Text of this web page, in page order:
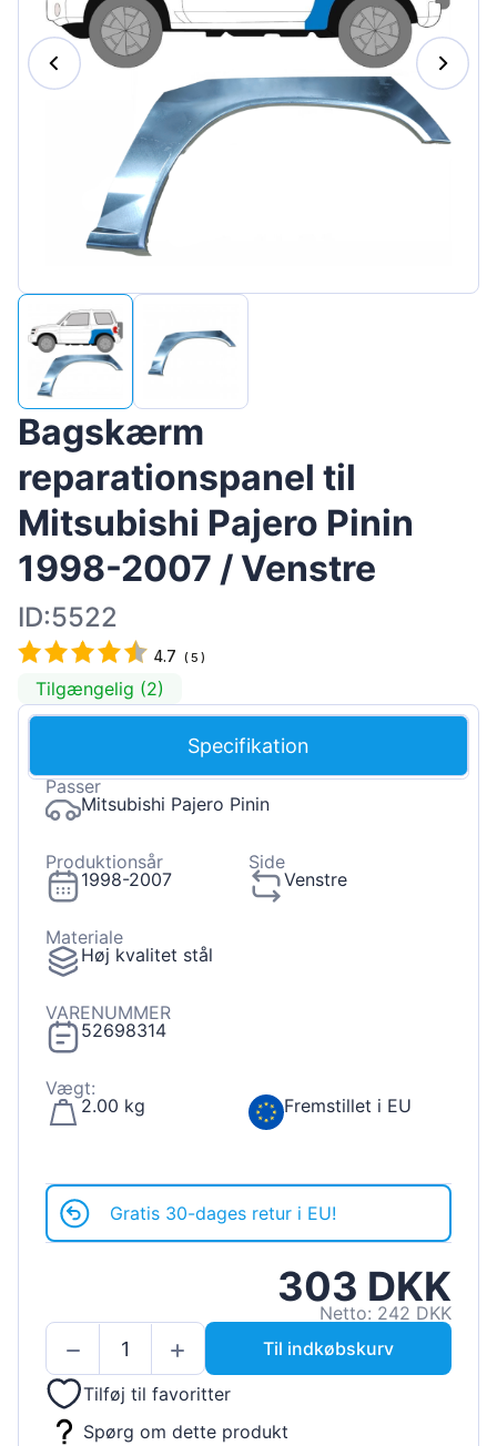
Lietuvių
Hrvatski
Bagskærm
reparationspanel til
Mitsubishi Pajero Pinin
1998-2007 / Venstre
ID:5522
4.7 (5 )
Tilgængelig (2)
Specifikation
Passer
Mitsubishi Pajero Pinin
Produktionsår
1998-2007
Side
Venstre
Materiale
Høj kvalitet stål
VARENUMMER
52698314
Vægt:
2.00 kg
Fremstillet i EU
Gratis 30-dages retur i EU!
303 DKK
Netto: 242 DKK
Til indkøbskurv
Tilføj til favoritter
Spørg om dette produkt